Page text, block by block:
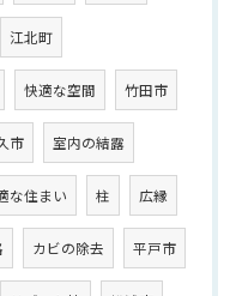
江北町
快適な空間 竹田市
市 室内の結露
な住まい 柱 広縁
カビの除去 平戸市